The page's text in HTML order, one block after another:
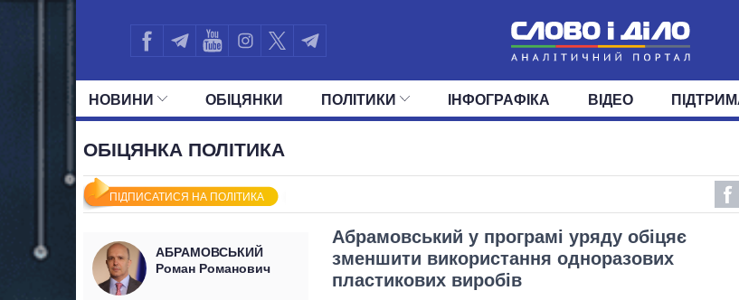
НОВИНИ ОБIЦЯНКИ ПОЛIТИКИ
ОКРУГИ
ІНФОГРАФІКА ВІДЕО
ОБІЦЯНКА ПОЛІТИКА
ПІДПИСАТИСЯ НА ПОЛІТИКА
АБРАМОВСЬКИЙ
Роман Романович
Абрамовський у програмі уряду обіцяє
зменшити використання одноразових
пластикових виробів